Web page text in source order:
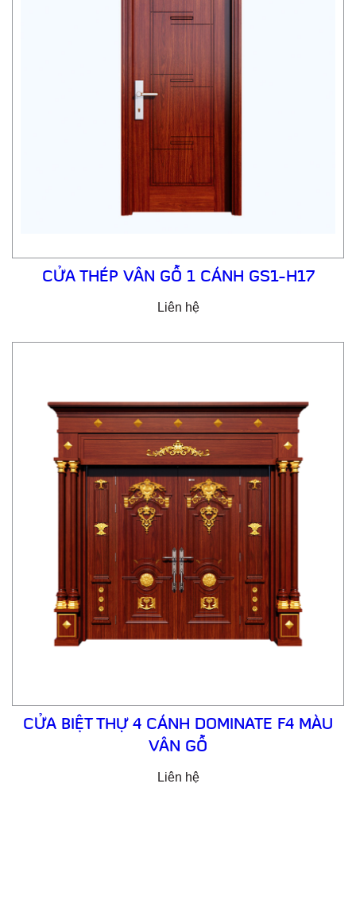
CỬA THÉP VÂN GỖ 1 CÁNH GS1-H17
Liên hệ
CỬA BIỆT THỰ 4 CÁNH DOMINATE F4 MÀU
VÂN GỖ
Liên hệ